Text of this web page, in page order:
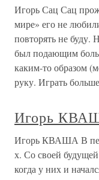
Игорь Сац Сац
мире» его не
повторять не буду.
был подающим
каким-то образом
руку. Играть
Игорь
Игорь КВАША В
х. Со своей
когда у них и